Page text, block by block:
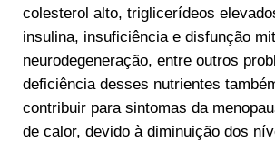
colesterol alto, triglicerídeos
insulina, insuficiência e disfunção
neurodegeneração, entre outros
deficiência desses nutrientes
contribuir para sintomas da
de calor, devido à diminuição dos